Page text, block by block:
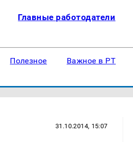
Главные работодатели
Полезное Важное в РТ
31.10.2014, 15:07